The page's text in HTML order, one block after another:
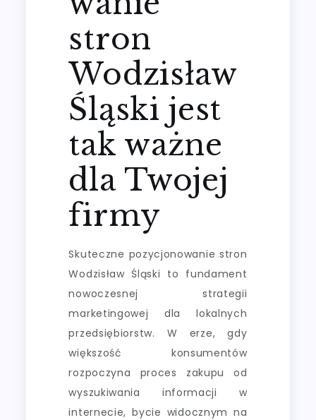
stron
Wodzisław
Śląski jest
tak ważne
dla Twojej
firmy
Skuteczne pozycjonowanie stron
Wodzisław Śląski to fundament
nowoczesnej strategii
marketingowej dla lokalnych
przedsiębiorstw. W erze, gdy
większość konsumentów
rozpoczyna proces zakupu od
wyszukiwania informacji w
internecie, bycie widocznym na